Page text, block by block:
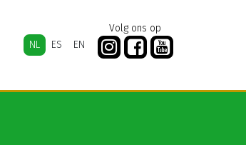
NL ES EN
Volg ons op